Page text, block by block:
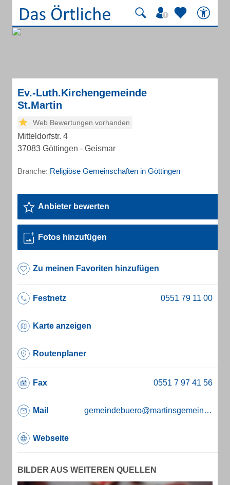
Ev.-Luth.Kirchengemeinde
St.Martin
Web Bewertungen vorhanden
Mitteldorfstr. 4
37083 Göttingen - Geismar
Branche: Religiöse Gemeinschaften in Göttingen
Anbieter bewerten
Fotos hinzufügen
Zu meinen Favoriten hinzufügen
Festnetz
Karte anzeigen
Routenplaner
Fax
Mail gemeindebuero@martinsgemeinde-geismar.de
Webseite
BILDER AUS WEITEREN QUELLEN